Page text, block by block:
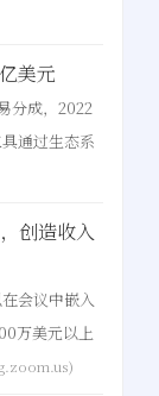
美元
分成，2022
通过生态系
创造收入
会议中嵌入
万美元以上